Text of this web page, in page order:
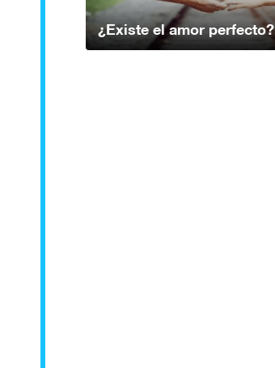
¿Existe el amor perfecto?